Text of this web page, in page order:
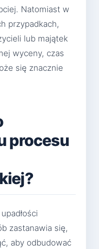
Natomiast w
przypadkach,
lub majątek
wyceny, czas
się znacznie
procesu
zastanawia się,
aby odbudować